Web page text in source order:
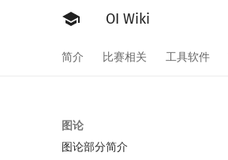
OI Wiki
简介 比赛相关 工具软件
图论
图论部分简介